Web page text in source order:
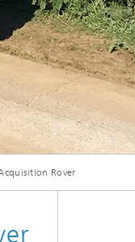
Energie
Aktuelles
Rover